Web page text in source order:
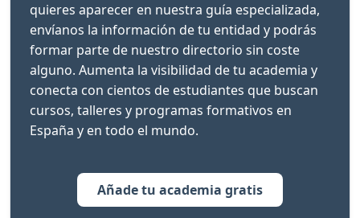
quieres aparecer en nuestra guía especializada,
envíanos la información de tu entidad y podrás
formar parte de nuestro directorio sin coste
alguno. Aumenta la visibilidad de tu academia y
conecta con cientos de estudiantes que buscan
cursos, talleres y programas formativos en
España y en todo el mundo.
Añade tu academia gratis